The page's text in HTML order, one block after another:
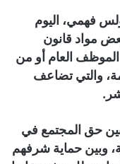
فهمي، اليوم
مواد قانون
العام أو من
والتي تضاعف
حق المجتمع في
وبين حماية شرفهم